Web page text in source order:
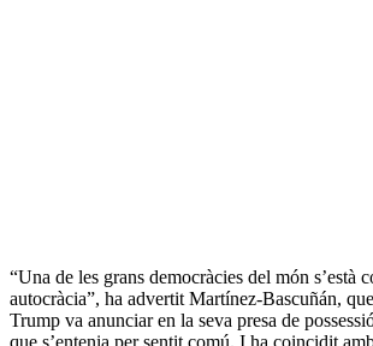
“Una de les grans democràcies del món s’està
autocràcia”, ha advertit Martínez-Bascuñán,
Trump va anunciar en la seva presa de
que s’entenia per sentit comú. I ha coincidit